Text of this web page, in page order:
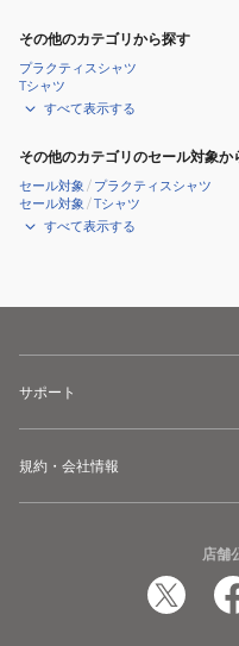
その他のカテゴリから探す
プラクティスシャツ
Tシャツ
すべて表示する
その他のカテゴリのセール対象か
セール対象 / プラクティスシャツ
セール対象 /Tシャツ
すべて表示する
サポート
規約・会社情報
店舗